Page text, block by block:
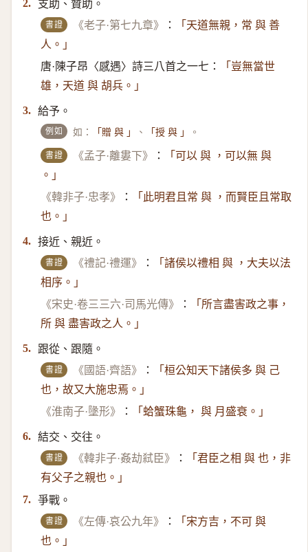
2. 支助、贊助。
書證 《老子·第七九章》 ：
「天道無親，常 與 善
人。」
唐·陳子昂〈感遇〉詩三八首之一七：
「豈無當世
雄，天道 與 胡兵。」
3. 給予。
例如 如： 「贈 與 」 、 「授 與 」 。
書證 《孟子·離婁下》 ：
「可以 與 ，可以無 與
。」
《韓非子·忠孝》
：
「此明君且常 與 ，而賢臣且常取
也。」
4. 接近、親近。
書證 《禮記·禮運》 ：
「諸侯以禮相 與 ，大夫以法
相序。」
《宋史·卷三三六·司馬光傳》
：
「所言盡害政之事，
所 與 盡害政之人。」
5. 跟從、跟隨。
書證 《國語·齊語》 ：
「桓公知天下諸侯多 與 己
也，故又大施忠焉。」
《淮南子·墬形》
： 「蛤蟹珠龜， 與 月盛衰。」
6. 結交、交往。
書證 《韓非子·姦劫弒臣》 ：
「君臣之相 與 也，非
有父子之親也。」
7. 爭戰。
書證 《左傳·哀公九年》 ：
「宋方吉，不可 與
也。」